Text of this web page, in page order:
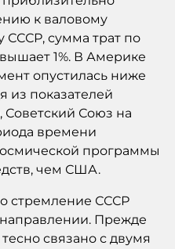
к валовому
СССР, сумма трат по
1%. В Америке
опустилась ниже
из показателей
Советский Союз на
времени
программы
чем США.
стремление СССР
Прежде
связано с двумя